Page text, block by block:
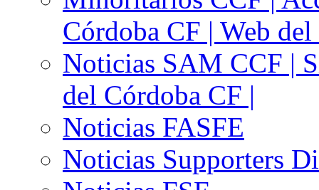
Córdoba CF | Web
Noticias SAM CCF |
del Córdoba CF |
Noticias FASFE
Noticias Supporters